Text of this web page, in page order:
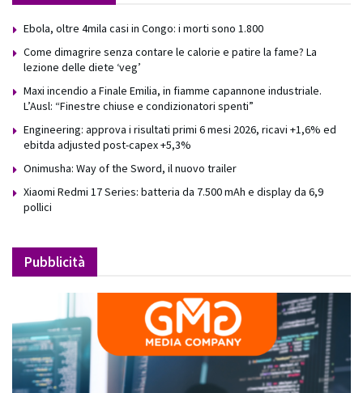
Ebola, oltre 4mila casi in Congo: i morti sono 1.800
Come dimagrire senza contare le calorie e patire la fame? La
lezione delle diete ‘veg’
Maxi incendio a Finale Emilia, in fiamme capannone industriale.
L’Ausl: “Finestre chiuse e condizionatori spenti”
Engineering: approva i risultati primi 6 mesi 2026, ricavi +1,6% ed
ebitda adjusted post-capex +5,3%
Onimusha: Way of the Sword, il nuovo trailer
Xiaomi Redmi 17 Series: batteria da 7.500 mAh e display da 6,9
pollici
Pubblicità